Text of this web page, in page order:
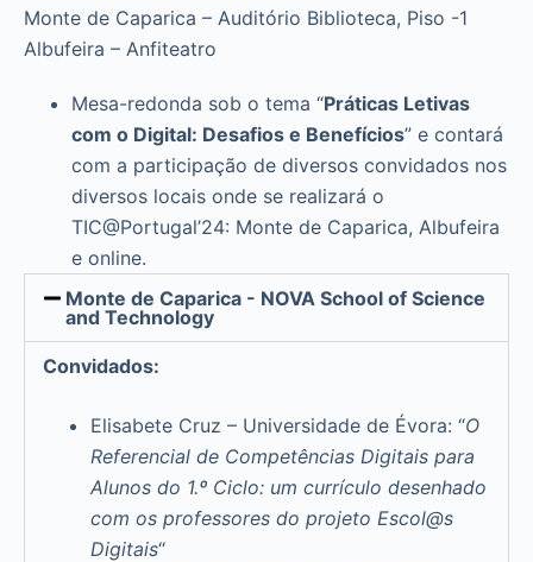
Monte de Caparica – Auditório Biblioteca, Piso -1
Albufeira – Anfiteatro
Mesa-redonda sob o tema “Práticas Letivas
com o Digital: Desafios e Benefícios” e contará
com a participação de diversos convidados nos
diversos locais onde se realizará o
TIC@Portugal’24: Monte de Caparica, Albufeira
e online.
Monte de Caparica - NOVA School of Science
and Technology
Convidados:
Elisabete Cruz – Universidade de Évora: “O
Referencial de Competências Digitais para
Alunos do 1.º Ciclo: um currículo desenhado
com os professores do projeto Escol@s
Digitais“